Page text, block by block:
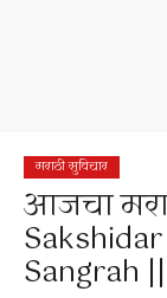
मराठी सुविचार
आजचा
Sangrah